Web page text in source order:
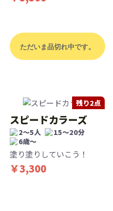
ただいま品切れ中です。
残り2点
スピードカラーズ
2～5人
15～20分
6歳〜
塗り塗りしていこう！
￥3,300